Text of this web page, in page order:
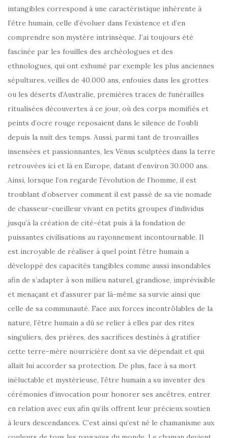
intangibles correspond à une caractéristique inhérente à
l’être humain, celle d’évoluer dans l’existence et d’en
comprendre son mystère intrinsèque. J’ai toujours été
fascinée par les fouilles des archéologues et des
ethnologues, qui ont exhumé par exemple les plus anciennes
sépultures, veilles de 40.000 ans, enfouies dans les grottes
ou les déserts d’Australie, premières traces de funérailles
ritualisées découvertes à ce jour, où des corps momifiés et
peints d’ocre rouge reposaient dans le silence de l’oubli
depuis la nuit des temps. Aussi, parmi tant de trouvailles
insensées et passionnantes, les Vénus sculptées dans la terre
retrouvées ici et là en Europe, datant d’environ 30.000 ans.
Ainsi, lorsque l’on regarde l’évolution de l’homme, il est
troublant d’observer comment il est passé de sa vie nomade
de chasseur-cueilleur vivant en petits groupes d’individus
jusqu’à la création de cité-état puis à la fondation de
puissantes civilisations au rayonnement incontournable. Il
est incroyable de réaliser à quel point l’être humain a
développé des capacités tangibles comme aussi insondables
afin de s’adapter à son milieu naturel, grandiose, imprévisible
et menaçant et d’assurer par là-même sa survie ainsi que
celle de sa communauté. Face aux forces incontrôlables de la
nature, l’être humain a dû se relier à elles par des rites
singuliers, des prières, des sacrifices destinés à gratifier
cette terre-mère nourricière dont sa vie dépendait et qui
allait lui accorder sa protection. De plus, face à sa mort
inéluctable et mystérieuse, l’être humain a su inventer des
cérémonies d’invocation pour honorer ses ancêtres, entrer
en relation avec eux afin qu’ils offrent leur précieux soutien
à leurs descendances. C’est ainsi qu’est né le chamanisme aux